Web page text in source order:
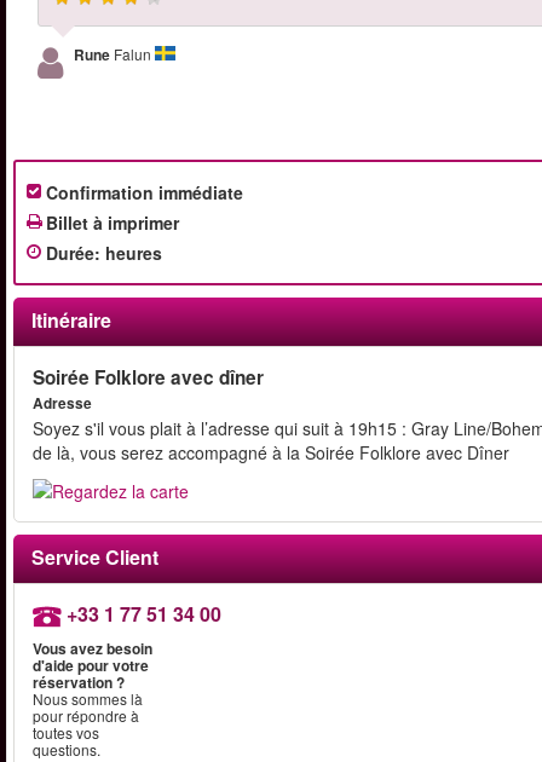
Rune Falun
Confirmation immédiate
Billet à imprimer
Durée: heures
Itinéraire
Soirée Folklore avec dîner
Adresse
Soyez s'il vous plait à l’adresse qui suit à 19h15 : Gray Line/
de là, vous serez accompagné à la Soirée Folklore avec Dîner
Service Client
+33 1 77 51 34 00
Vous avez besoin
d'aide pour votre
réservation ?
Nous sommes là
pour répondre à
toutes vos
questions.